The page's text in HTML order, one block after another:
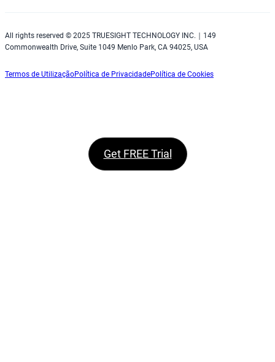
All rights reserved © 2025 TRUESIGHT TECHNOLOGY INC.｜149
Commonwealth Drive, Suite 1049 Menlo Park, CA 94025, USA
Termos de UtilizaçãoPolítica de PrivacidadePolítica de Cookies
Get FREE Trial